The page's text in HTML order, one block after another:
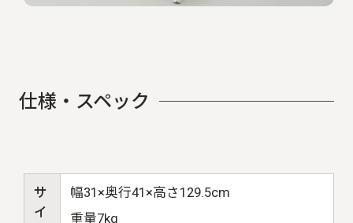
仕様 ・ スペック
サ
イ
幅31×奥行41×高さ129.5cm
重量7kg